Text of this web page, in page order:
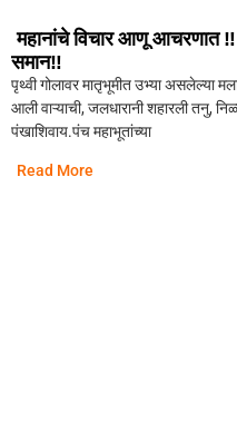
महानांचे विचार आणू आचरणात ‼️
समान‼️
पृथ्वी गोलावर मातृभूमीत उभ्या असलेल्या
आली वाऱ्याची, जलधारानी शहारली तनु,
पंखाशिवाय.पंच महाभूतांच्या
Read More